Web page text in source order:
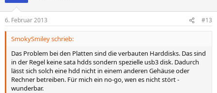
6. Februar 2013 #13
SmokySmiley schrieb:
Das Problem bei den Platten sind die verbauten Harddisks. Das sind
in der Regel keine sata hdds sondern spezielle usb3 disk. Dadurch
lässt sich solch eine hdd nicht in einem anderen Gehäuse oder
Rechner betreiben. Für mich ein no-go, wen es nicht stört -
wunderbar.